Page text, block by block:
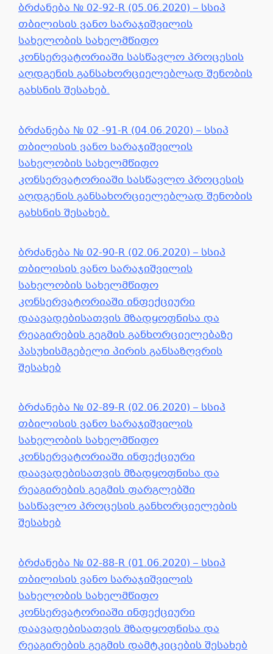
ბრძანება № 02-92-R (05.06.2020) – სსიპ
თბილისის ვანო სარაჯიშვილის
სახელობის სახელმწიფო
კონსერვატორიაში სასწავლო პროცესის
აღდგენის განსახორციელებლად შენობის
გახსნის შესახებ.
ბრძანება № 02 -91-R (04.06.2020) – სსიპ
თბილისის ვანო სარაჯიშვილის
სახელობის სახელმწიფო
კონსერვატორიაში სასწავლო პროცესის
აღდგენის განსახორციელებლად შენობის
გახსნის შესახებ.
ბრძანება № 02-90-R (02.06.2020) – სსიპ
თბილისის ვანო სარაჯიშვილის
სახელობის სახელმწიფო
კონსერვატორიაში ინფექციური
დაავადებისათვის მზადყოფნისა და
რეაგირების გეგმის განხორციელებაზე
პასუხისმგებელი პირის განსაზღვრის
შესახებ
ბრძანება № 02-89-R (02.06.2020) – სსიპ
თბილისის ვანო სარაჯიშვილის
სახელობის სახელმწიფო
კონსერვატორიაში ინფექციური
დაავადებისათვის მზადყოფნისა და
რეაგირების გეგმის ფარგლებში
სასწავლო პროცესის განხორციელების
შესახებ
ბრძანება № 02-88-R (01.06.2020) – სსიპ
თბილისის ვანო სარაჯიშვილის
სახელობის სახელმწიფო
კონსერვატორიაში ინფექციური
დაავადებისათვის მზადყოფნისა და
რეაგირების გეგმის დამტკიცების შესახებ